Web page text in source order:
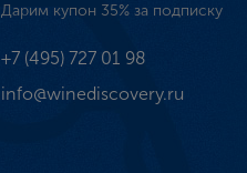
Дарим купон 35% за подписку
+7 (495) 727 01 98
info@winediscovery.ru